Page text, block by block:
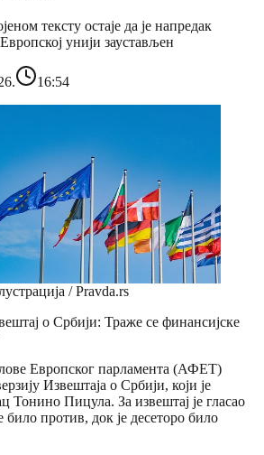
тексту остаје да је напредак
унији заустављен
16:54
/ Pravda.rs
о Србији: Траже се финансијске
Европског парламента (АФЕТ)
Извештаја о Србији, који је
Тонино Пицула. За извештај је гласао
против, док је десеторо било